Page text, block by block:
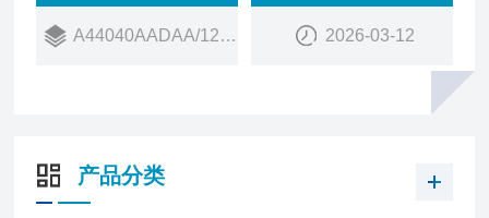
14UJ3013
销量：
A44040AADAA/1200 2026-03-12
产品分类